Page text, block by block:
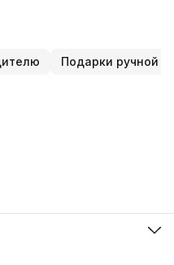
Подарки ручной